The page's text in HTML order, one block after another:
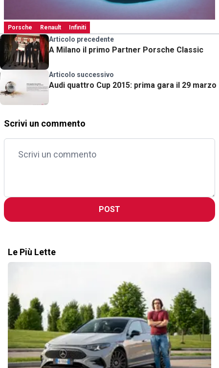
Porsche Renault Infiniti
Articolo precedente
A Milano il primo Partner Porsche Classic
Articolo successivo
Audi quattro Cup 2015: prima gara il 29 marzo
Scrivi un commento
POST
Le Più Lette